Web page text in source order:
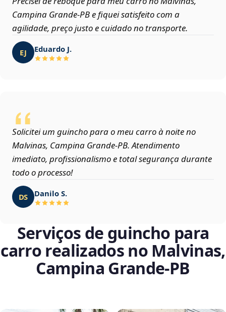
Campina Grande‑PB e fiquei satisfeito com a
agilidade, preço justo e cuidado no transporte.
EJ Eduardo J.
Solicitei um guincho para o meu carro à noite no
Malvinas, Campina Grande‑PB. Atendimento
imediato, profissionalismo e total segurança durante
todo o processo!
DS Danilo S.
Serviços de guincho para
carro realizados no Malvinas,
Campina Grande‑PB